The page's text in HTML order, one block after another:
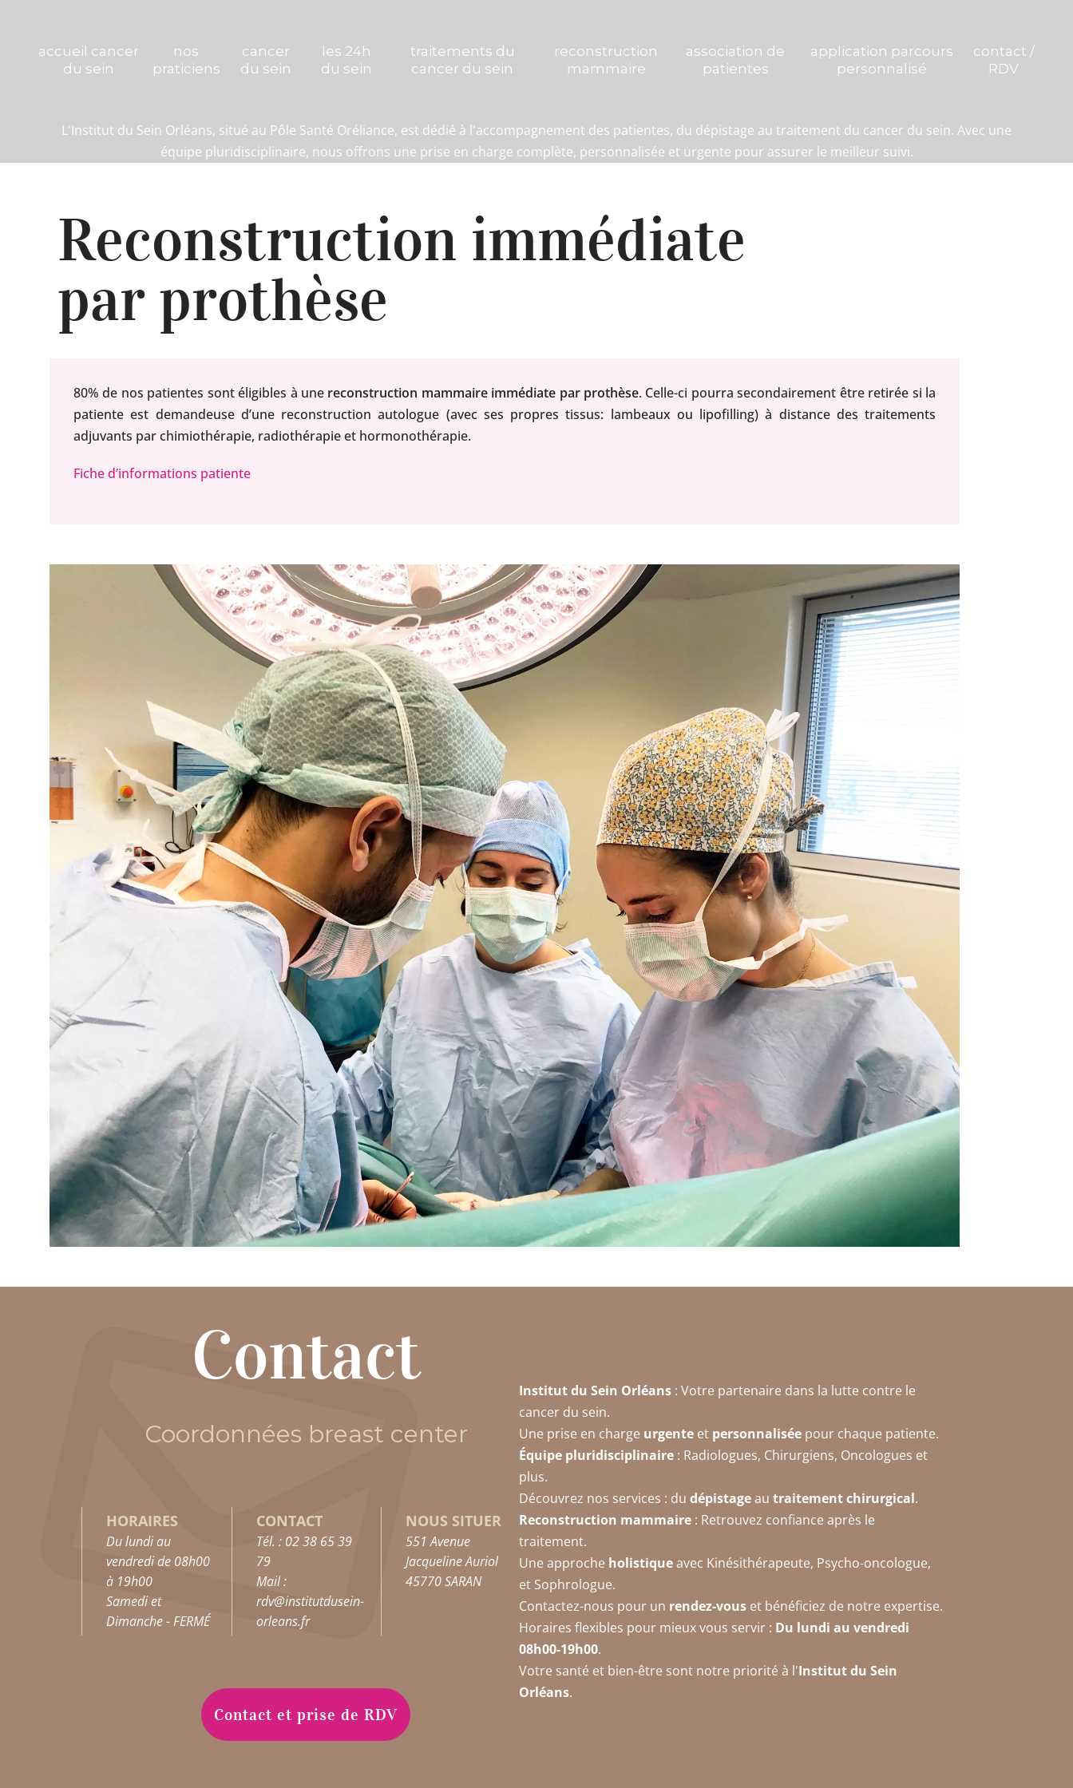
accueil cancer
du sein
nos
praticiens
cancer
du sein
les 24h
du sein
traitements du
cancer du sein
reconstruction
mammaire
association de
patientes
application parcours
personnalisé
contact /
RDV
L'Institut du Sein Orléans, situé au Pôle Santé Oréliance, est dédié à l'accompagnement des patientes, du dépistage au traitement du cancer du sein. Avec une
équipe pluridisciplinaire, nous offrons une prise en charge complète, personnalisée et urgente pour assurer le meilleur suivi.
Reconstruction immédiate
par prothèse
80% de nos patientes sont éligibles à une reconstruction mammaire immédiate par prothèse. Celle-ci pourra secondairement être retirée si la
patiente est demandeuse d’une reconstruction autologue (avec ses propres tissus: lambeaux ou lipofilling) à distance des traitements
adjuvants par chimiothérapie, radiothérapie et hormonothérapie.
Fiche d’informations patiente
Contact
Coordonnées breast center
HORAIRES
Du lundi au
vendredi de 08h00
à 19h00
Samedi et
Dimanche - FERMÉ
CONTACT
Tél. : 02 38 65 39
79
Mail :
rdv@institutdusein-
orleans.fr
NOUS SITUER
551 Avenue
Jacqueline Auriol
45770 SARAN
Contact et prise de RDV
Institut du Sein Orléans: Votre partenaire dans la lutte contre le
cancer du sein.
Une prise en charge urgenteet personnaliséepour chaque patiente.
Équipe pluridisciplinaire: Radiologues, Chirurgiens, Oncologues et
plus.
Découvrez nos services : du dépistageau traitement chirurgical.
Reconstruction mammaire: Retrouvez confiance après le
traitement.
Une approche holistiqueavec Kinésithérapeute, Psycho-oncologue,
et Sophrologue.
Contactez-nous pour un rendez-vouset bénéficiez de notre expertise.
Horaires flexibles pour mieux vous servir : Du lundi au vendredi
08h00-19h00.
Votre santé et bien-être sont notre priorité à l'Institut du Sein
Orléans.